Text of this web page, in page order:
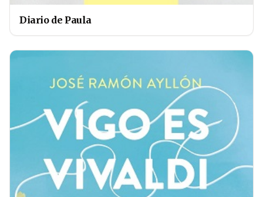
Diario de Paula